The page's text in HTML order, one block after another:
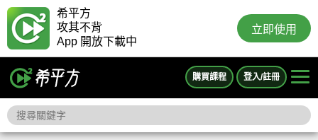
希平方
攻其不背
App 開放下載中
立即使用
購買課程 登入/註冊